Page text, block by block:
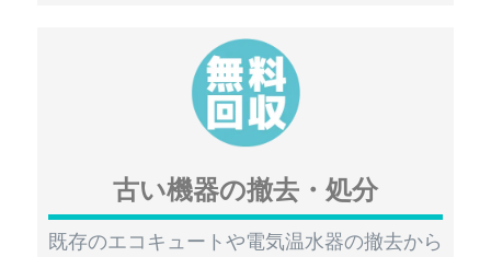
古い機器の撤去・処分
既存のエコキュートや電気温水器の撤去から